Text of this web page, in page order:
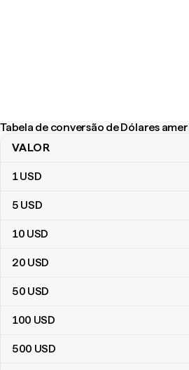
Tabela de conversão de Dólares
Tabela de conversão de Dólares
VALOR
1USD
5 USD
10 USD
20 USD
50 USD
100 USD
500 USD